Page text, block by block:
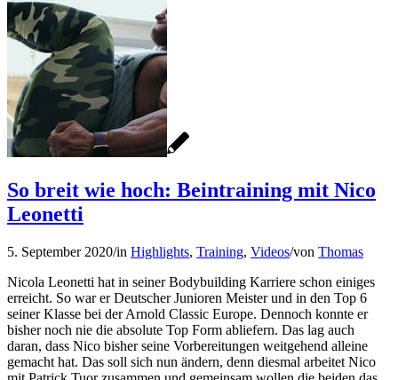
So breit wie hoch: Beintraining mit Nico
Leonetti
5. September 2020/in Highlights, Training, Videos/von Thomas
Nicola Leonetti hat in seiner Bodybuilding Karriere schon einiges
erreicht. So war er Deutscher Junioren Meister und in den Top 6
seiner Klasse bei der Arnold Classic Europe. Dennoch konnte er
bisher noch nie die absolute Top Form abliefern. Das lag auch
daran, dass Nico bisher seine Vorbereitungen weitgehend alleine
gemacht hat. Das soll sich nun ändern, denn diesmal arbeitet Nico